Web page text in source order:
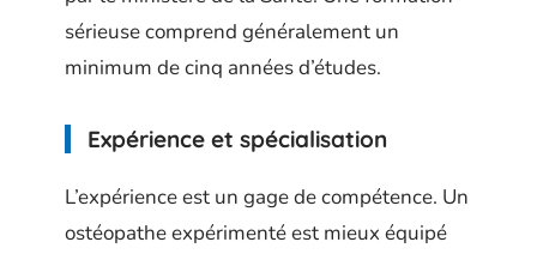
sérieuse comprend généralement un
minimum de cinq années d’études.
Expérience et spécialisation
L’expérience est un gage de compétence. Un
ostéopathe expérimenté est mieux équipé